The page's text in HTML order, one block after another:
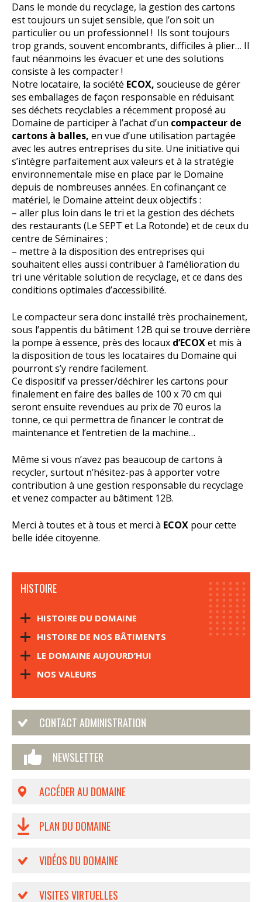
Dans le monde du recyclage, la gestion des cartons
est toujours un sujet sensible, que l’on soit un
particulier ou un professionnel ! Ils sont toujours
trop grands, souvent encombrants, difficiles à plier… Il
faut néanmoins les évacuer et une des solutions
consiste à les compacter !
Notre locataire, la société ECOX, soucieuse de gérer
ses emballages de façon responsable en réduisant
ses déchets recyclables a récemment proposé au
Domaine de participer à l’achat d’un compacteur de
cartons à balles, en vue d’une utilisation partagée
avec les autres entreprises du site. Une initiative qui
s’intègre parfaitement aux valeurs et à la stratégie
environnementale mise en place par le Domaine
depuis de nombreuses années. En cofinançant ce
matériel, le Domaine atteint deux objectifs :
– aller plus loin dans le tri et la gestion des déchets
des restaurants (Le SEPT et La Rotonde) et de ceux du
centre de Séminaires ;
– mettre à la disposition des entreprises qui
souhaitent elles aussi contribuer à l’amélioration du
tri une véritable solution de recyclage, et ce dans des
conditions optimales d’accessibilité.
Le compacteur sera donc installé très prochainement,
sous l’appentis du bâtiment 12B qui se trouve derrière
la pompe à essence, près des locaux d’ECOXet mis à
la disposition de tous les locataires du Domaine qui
pourront s’y rendre facilement.
Ce dispositif va presser/déchirer les cartons pour
finalement en faire des balles de 100 x 70 cm qui
seront ensuite revendues au prix de 70 euros la
tonne, ce qui permettra de financer le contrat de
maintenance et l’entretien de la machine…
Même si vous n’avez pas beaucoup de cartons à
recycler, surtout n’hésitez-pas à apporter votre
contribution à une gestion responsable du recyclage
et venez compacter au bâtiment 12B.
Merci à toutes et à tous et merci à ECOX pour cette
belle idée citoyenne.
HISTOIRE
HISTOIRE DU DOMAINE
HISTOIRE DE NOS BÂTIMENTS
LE DOMAINE AUJOURD’HUI
NOS VALEURS
CONTACT ADMINISTRATION
NEWSLETTER
ACCÉDER AU DOMAINE
PLAN DU DOMAINE
VIDÉOS DU DOMAINE
VISITES VIRTUELLES